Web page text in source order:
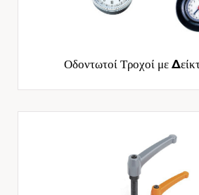
Οδοντωτοί Τροχοί με